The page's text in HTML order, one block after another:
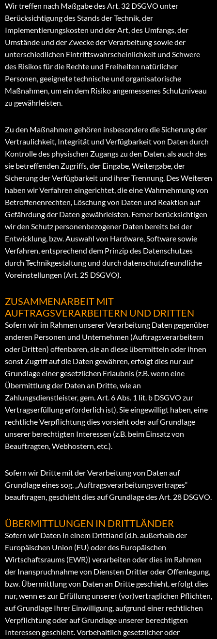
Wir treffen nach Maßgabe des Art. 32 DSGVO unter
Berücksichtigung des Stands der Technik, der
Implementierungskosten und der Art, des Umfangs, der
Umstände und der Zwecke der Verarbeitung sowie der
unterschiedlichen Eintrittswahrscheinlichkeit und Schwere
des Risikos für die Rechte und Freiheiten natürlicher
Personen, geeignete technische und organisatorische
Maßnahmen, um ein dem Risiko angemessenes Schutzniveau
zu gewährleisten.
Zu den Maßnahmen gehören insbesondere die Sicherung der
Vertraulichkeit, Integrität und Verfügbarkeit von Daten durch
Kontrolle des physischen Zugangs zu den Daten, als auch des
sie betreffenden Zugriffs, der Eingabe, Weitergabe, der
Sicherung der Verfügbarkeit und ihrer Trennung. Des Weiteren
haben wir Verfahren eingerichtet, die eine Wahrnehmung von
Betroffenenrechten, Löschung von Daten und Reaktion auf
Gefährdung der Daten gewährleisten. Ferner berücksichtigen
wir den Schutz personenbezogener Daten bereits bei der
Entwicklung, bzw. Auswahl von Hardware, Software sowie
Verfahren, entsprechend dem Prinzip des Datenschutzes
durch Technikgestaltung und durch datenschutzfreundliche
Voreinstellungen (Art. 25 DSGVO).
ZUSAMMENARBEIT MIT
AUFTRAGSVERARBEITERN UND DRITTEN
Sofern wir im Rahmen unserer Verarbeitung Daten gegenüber
anderen Personen und Unternehmen (Auftragsverarbeitern
oder Dritten) offenbaren, sie an diese übermitteln oder ihnen
sonst Zugriff auf die Daten gewähren, erfolgt dies nur auf
Grundlage einer gesetzlichen Erlaubnis (z.B. wenn eine
Übermittlung der Daten an Dritte, wie an
Zahlungsdienstleister, gem. Art. 6 Abs. 1 lit. b DSGVO zur
Vertragserfüllung erforderlich ist), Sie eingewilligt haben, eine
rechtliche Verpflichtung dies vorsieht oder auf Grundlage
unserer berechtigten Interessen (z.B. beim Einsatz von
Beauftragten, Webhostern, etc.).
Sofern wir Dritte mit der Verarbeitung von Daten auf
Grundlage eines sog. „Auftragsverarbeitungsvertrages“
beauftragen, geschieht dies auf Grundlage des Art. 28 DSGVO.
ÜBERMITTLUNGEN IN DRITTLÄNDER
Sofern wir Daten in einem Drittland (d.h. außerhalb der
Europäischen Union (EU) oder des Europäischen
Wirtschaftsraums (EWR)) verarbeiten oder dies im Rahmen
der Inanspruchnahme von Diensten Dritter oder Offenlegung,
bzw. Übermittlung von Daten an Dritte geschieht, erfolgt dies
nur, wenn es zur Erfüllung unserer (vor)vertraglichen Pflichten,
auf Grundlage Ihrer Einwilligung, aufgrund einer rechtlichen
Verpflichtung oder auf Grundlage unserer berechtigten
Interessen geschieht. Vorbehaltlich gesetzlicher oder